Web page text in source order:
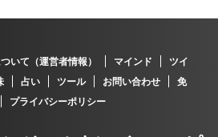
いて（運営者情報） マインド
ツイ
占い ツール お問い合わせ
免
プライバシーポリシー